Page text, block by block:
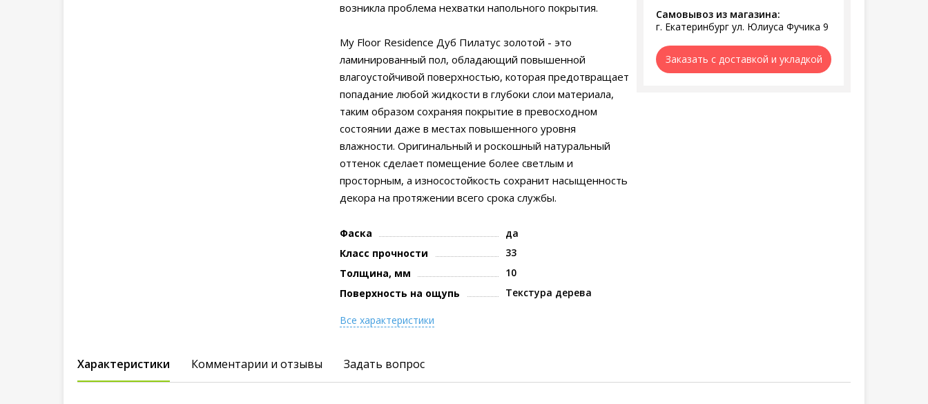
Самовывоз из магазина:
г. Екатеринбург ул. Юлиуса Фучика 9
Заказать с доставкой и укладкой
возникла проблема нехватки напольного покрытия.
My Floor Residence Дуб Пилатус золотой - это
ламинированный пол, обладающий повышенной
влагоустойчивой поверхностью, которая предотвращает
попадание любой жидкости в глубоки слои материала,
таким образом сохраняя покрытие в превосходном
состоянии даже в местах повышенного уровня
влажности. Оригинальный и роскошный натуральный
оттенок сделает помещение более светлым и
просторным, а износостойкость сохранит насыщенность
декора на протяжении всего срока службы.
Фаска
да
Класс прочности
33
Толщина, мм
10
Поверхность на ощупь
Текстура дерева
Все характеристики
Характеристики Комментарии и отзывы Задать вопрос